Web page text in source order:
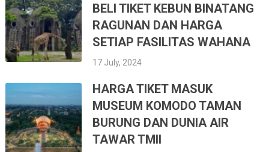
BELI TIKET KEBUN BINATANG
RAGUNAN DAN HARGA
SETIAP FASILITAS WAHANA
17 July, 2024
HARGA TIKET MASUK
MUSEUM KOMODO TAMAN
BURUNG DAN DUNIA AIR
TAWAR TMII